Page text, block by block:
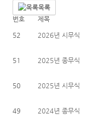
목록
번호
제목
52 2026년 시무식
51 2025년 종무식
50 2025년 시무식
49 2024년 종무식